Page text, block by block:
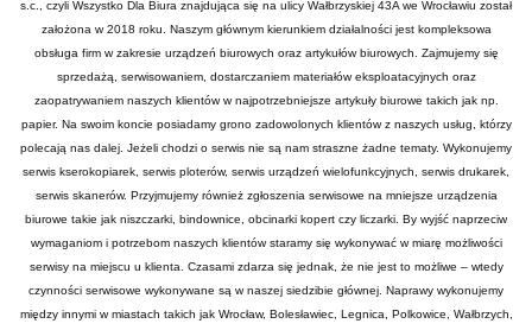
s.c., czyli Wszystko Dla Biura znajdująca się na ulicy Wałbrzyskiej 43A we Wrocławiu został
założona w 2018 roku. Naszym głównym kierunkiem działalności jest kompleksowa
obsługa firm w zakresie urządzeń biurowych oraz artykułów biurowych. Zajmujemy się
sprzedażą, serwisowaniem, dostarczaniem materiałów eksploatacyjnych oraz
zaopatrywaniem naszych klientów w najpotrzebniejsze artykuły biurowe takich jak np.
papier. Na swoim koncie posiadamy grono zadowolonych klientów z naszych usług, którzy
polecają nas dalej. Jeżeli chodzi o serwis nie są nam straszne żadne tematy. Wykonujemy
serwis kserokopiarek, serwis ploterów, serwis urządzeń wielofunkcyjnych, serwis drukarek,
serwis skanerów. Przyjmujemy również zgłoszenia serwisowe na mniejsze urządzenia
biurowe takie jak niszczarki, bindownice, obcinarki kopert czy liczarki. By wyjść naprzeciw
wymaganiom i potrzebom naszych klientów staramy się wykonywać w miarę możliwości
serwisy na miejscu u klienta. Czasami zdarza się jednak, że nie jest to możliwe – wtedy
czynności serwisowe wykonywane są w naszej siedzibie głównej. Naprawy wykonujemy
między innymi w miastach takich jak Wrocław, Bolesławiec, Legnica, Polkowice, Wałbrzych,